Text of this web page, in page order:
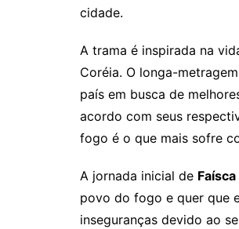
cidade.
A trama é inspirada na
Coréia. O longa-
país em busca de
acordo com seus
fogo é o que mais sofre
A jornada inicial de Faísca
povo do fogo e quer que
inseguranças devido ao